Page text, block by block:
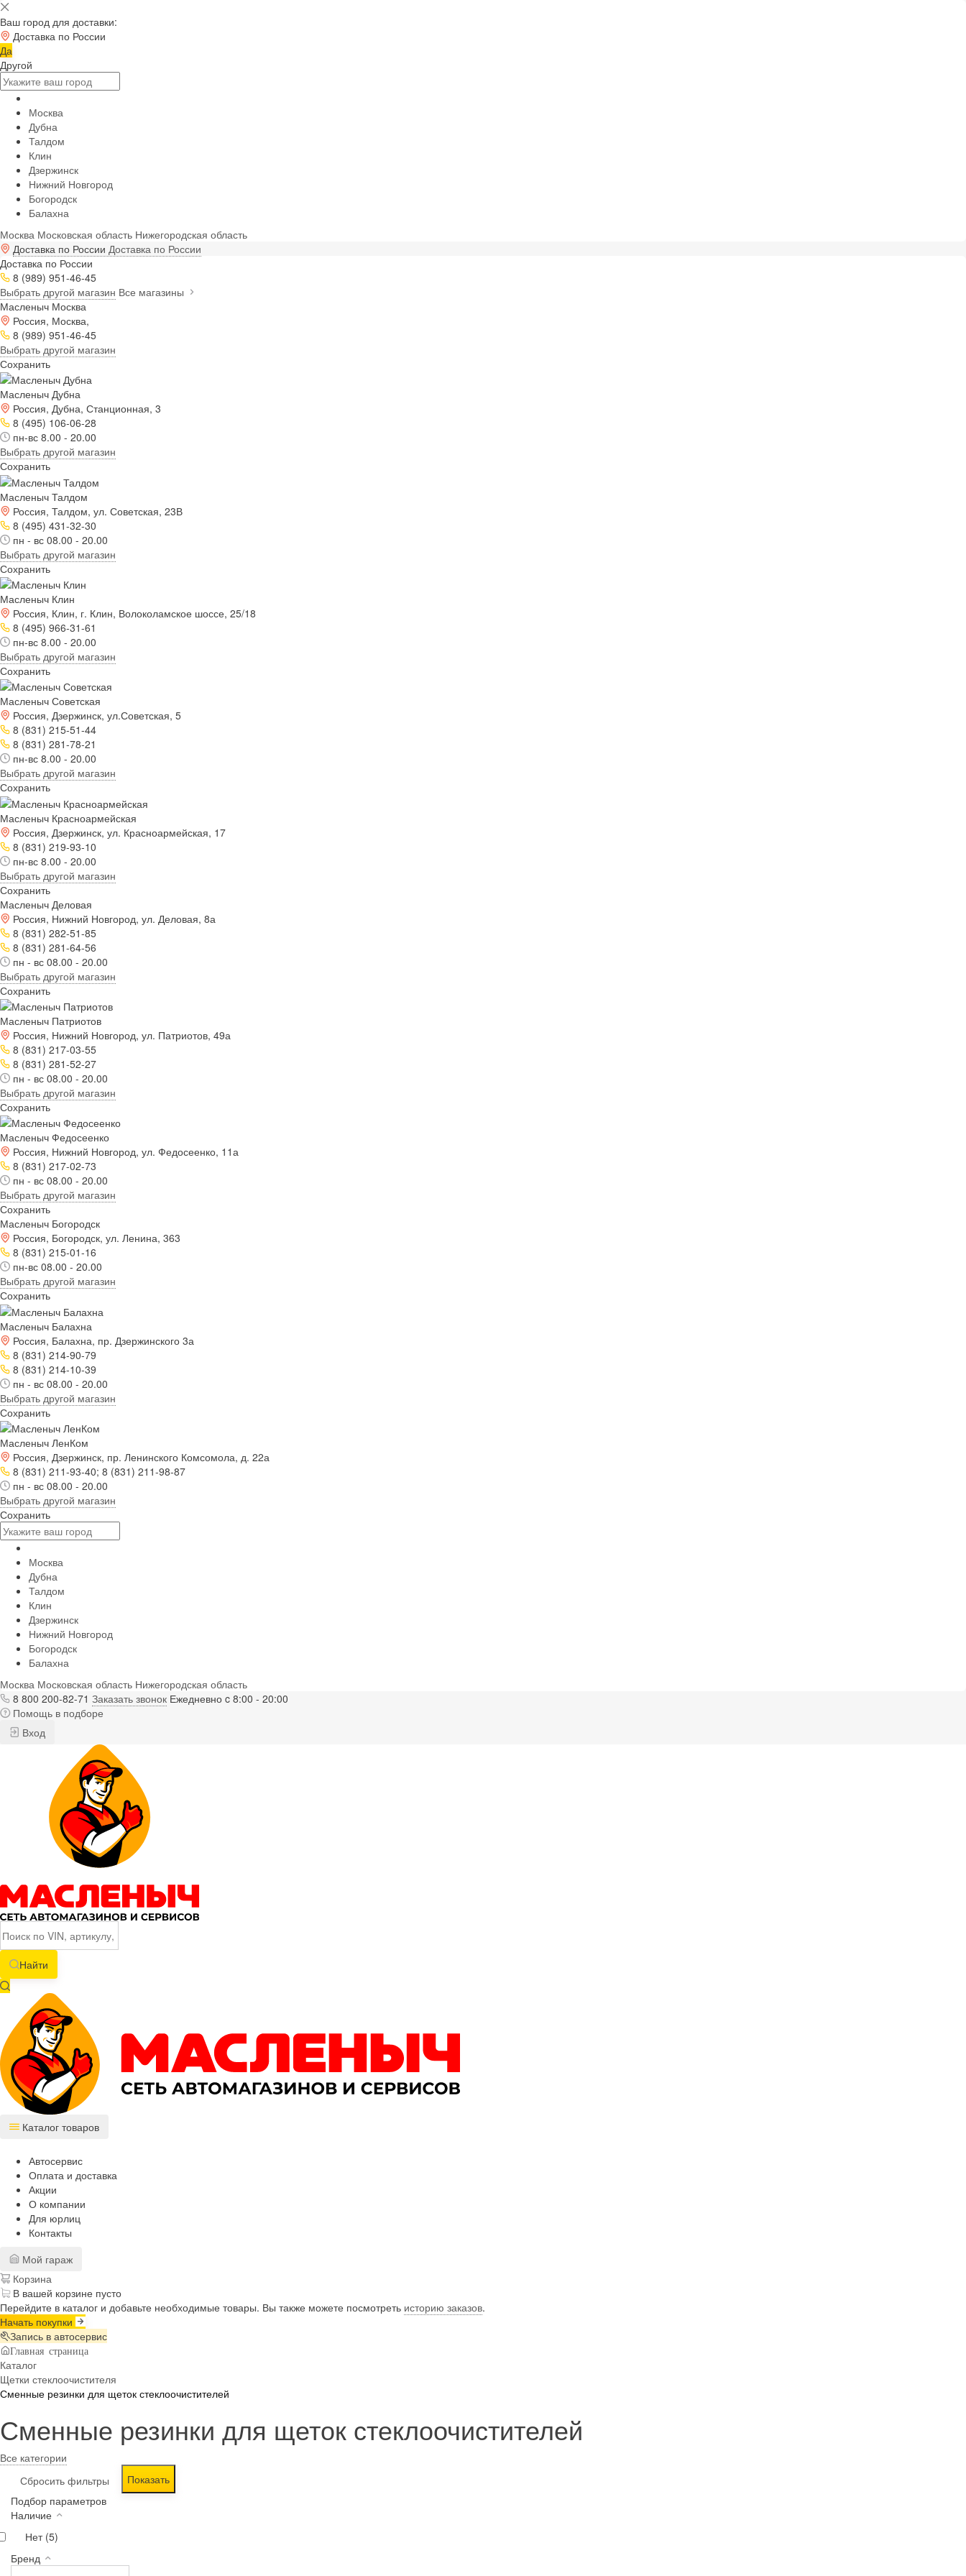
Ваш город для доставки:
Доставка по России
Да
Другой
Москва
Дубна
Талдом
Клин
Дзержинск
Нижний Новгород
Богородск
Балахна
Москва Московская область Нижегородская область
Доставка по России Доставка по России
Доставка по России
8 (989) 951-46-45
Выбрать другой магазин Все магазины
Масленыч Москва
Россия, Москва,
8 (989) 951-46-45
Выбрать другой магазин
Сохранить
Масленыч Дубна
Россия, Дубна, Станционная, 3
8 (495) 106-06-28
пн-вс 8.00 - 20.00
Выбрать другой магазин
Сохранить
Масленыч Талдом
Россия, Талдом, ул. Советская, 23В
8 (495) 431-32-30
пн - вс 08.00 - 20.00
Выбрать другой магазин
Сохранить
Масленыч Клин
Россия, Клин, г. Клин, Волоколамское шоссе, 25/18
8 (495) 966-31-61
пн-вс 8.00 - 20.00
Выбрать другой магазин
Сохранить
Масленыч Советская
Россия, Дзержинск, ул.Советская, 5
8 (831) 215-51-44
8 (831) 281-78-21
пн-вс 8.00 - 20.00
Выбрать другой магазин
Сохранить
Масленыч Красноармейская
Россия, Дзержинск, ул. Красноармейская, 17
8 (831) 219-93-10
пн-вс 8.00 - 20.00
Выбрать другой магазин
Сохранить
Масленыч Деловая
Россия, Нижний Новгород, ул. Деловая, 8а
8 (831) 282-51-85
8 (831) 281-64-56
пн - вс 08.00 - 20.00
Выбрать другой магазин
Сохранить
Масленыч Патриотов
Россия, Нижний Новгород, ул. Патриотов, 49а
8 (831) 217-03-55
8 (831) 281-52-27
пн - вс 08.00 - 20.00
Выбрать другой магазин
Сохранить
Масленыч Федосеенко
Россия, Нижний Новгород, ул. Федосеенко, 11а
8 (831) 217-02-73
пн - вс 08.00 - 20.00
Выбрать другой магазин
Сохранить
Масленыч Богородск
Россия, Богородск, ул. Ленина, 363
8 (831) 215-01-16
пн-вс 08.00 - 20.00
Выбрать другой магазин
Сохранить
Масленыч Балахна
Россия, Балахна, пр. Дзержинского 3а
8 (831) 214-90-79
8 (831) 214-10-39
пн - вс 08.00 - 20.00
Выбрать другой магазин
Сохранить
Масленыч ЛенКом
Россия, Дзержинск, пр. Ленинского Комсомола, д. 22а
8 (831) 211-93-40; 8 (831) 211-98-87
пн - вс 08.00 - 20.00
Выбрать другой магазин
Сохранить
Москва
Дубна
Талдом
Клин
Дзержинск
Нижний Новгород
Богородск
Балахна
Москва Московская область Нижегородская область
8 800 200-82-71 Заказать звонок Ежедневно c 8:00 - 20:00
Помощь в подборе
Вход
Найти
Каталог товаров
Автосервис
Оплата и доставка
Акции
О компании
Для юрлиц
Контакты
Мой гараж
Корзина
В вашей корзине пусто
Перейдите в каталог и добавьте необходимые товары. Вы также можете посмотреть историю заказов.
Начать покупки
Запись в автосервис
Главная страница
Каталог
Щетки стеклоочистителя
Сменные резинки для щеток стеклоочистителей
Сменные резинки для щеток стеклоочистителей
Все категории
Подбор параметров
Наличие
Нет (5)
Бренд